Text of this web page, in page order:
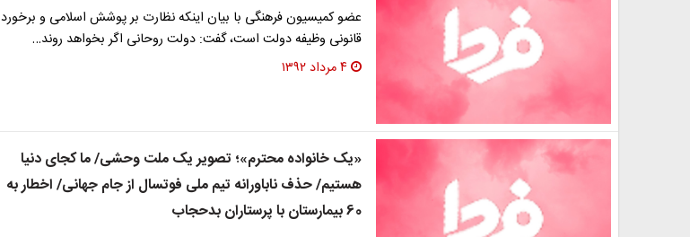
عضو کمیسیون فرهنگی با بیان اینکه نظارت بر پوشش اسلامی و برخورد
قانونی وظیفه دولت است، گفت: دولت روحانی اگر بخواهد روند…
۴ مرداد ۱۳۹۲
«یک خانواده محترم»؛ تصویر یک ملت وحشی/ ما کجای دنیا
هستیم/ حذف ناباورانه تیم ملی فوتسال از جام جهانی/ اخطار به
60 بیمارستان با پرستاران بدحجاب